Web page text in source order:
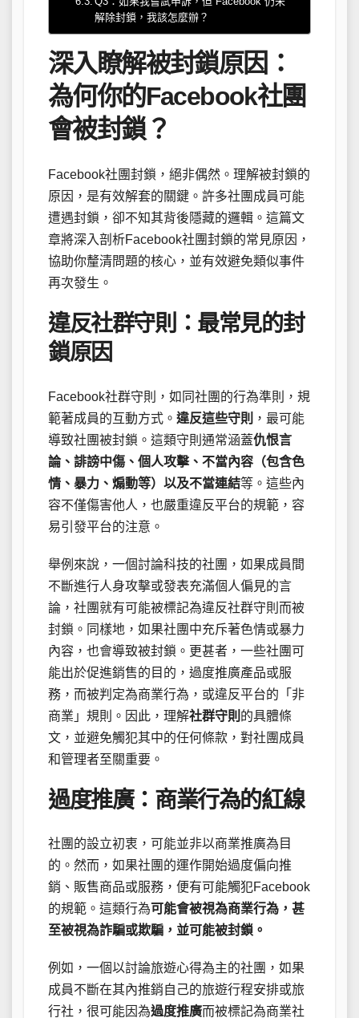
解除封鎖，我該怎麼辦？
深入瞭解被封鎖原因：
為何你的Facebook社團
會被封鎖？
Facebook社團封鎖，絕非偶然。理解被封鎖的
原因，是有效解套的關鍵。許多社團成員可能
遭遇封鎖，卻不知其背後隱藏的邏輯。這篇文
章將深入剖析Facebook社團封鎖的常見原因，
協助你釐清問題的核心，並有效避免類似事件
再次發生。
違反社群守則：最常見的封
鎖原因
Facebook社群守則，如同社團的行為準則，規
範著成員的互動方式。 違反這些守則 ，最可能
導致社團被封鎖。這類守則通常涵蓋仇恨言
論、誹謗中傷、個人攻擊、不當內容（包含色
情、暴力、煽動等）以及不當連結等。這些內
容不僅傷害他人，也嚴重違反平台的規範，容
易引發平台的注意。
舉例來說，一個討論科技的社團，如果成員間
不斷進行人身攻擊或發表充滿個人偏見的言
論，社團就有可能被標記為違反社群守則而被
封鎖。同樣地，如果社團中充斥著色情或暴力
內容，也會導致被封鎖。更甚者，一些社團可
能出於促進銷售的目的，過度推廣產品或服
務，而被判定為商業行為，或違反平台的「非
商業」規則。因此，理解社群守則 的具體條
文，並避免觸犯其中的任何條款，對社團成員
和管理者至關重要。
過度推廣：商業行為的紅線
社團的設立初衷，可能並非以商業推廣為目
的。然而，如果社團的運作開始過度偏向推
銷、販售商品或服務，便有可能觸犯Facebook
的規範。這類行為可能會被視為商業行為，甚
至被視為詐騙或欺騙，並可能被封鎖。
例如，一個以討論旅遊心得為主的社團，如果
成員不斷在其內推銷自己的旅遊行程安排或旅
行社，很可能因為過度推廣而被標記為商業社